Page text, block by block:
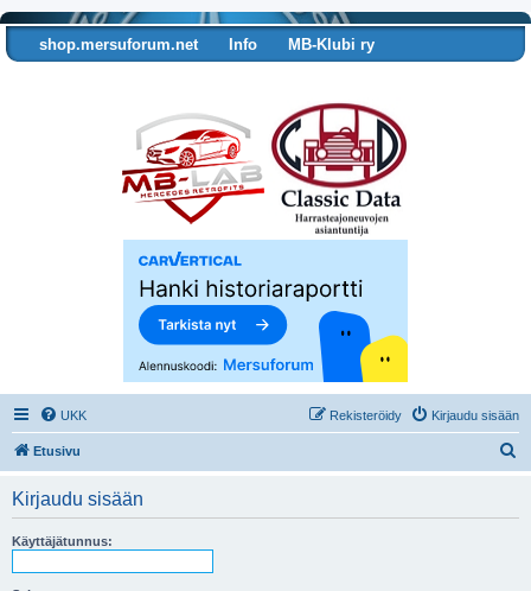
shop.mersuforum.net Info
MB-Klubi ry
UKK Kirjaudu sisään
Rekisteröidy
Etusivu
Kirjaudu sisään
Käyttäjätunnus: